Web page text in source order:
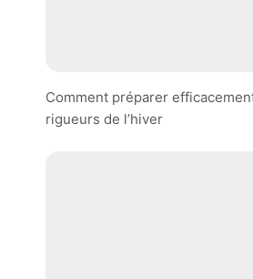
Comment préparer
rigueurs de l’hiver